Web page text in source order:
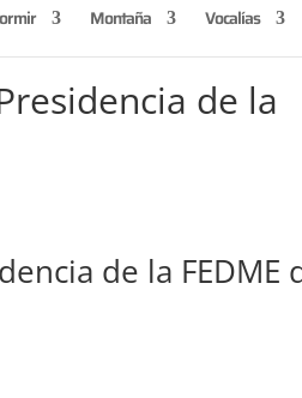
Montaña Vocalías
de la
de la FEDME